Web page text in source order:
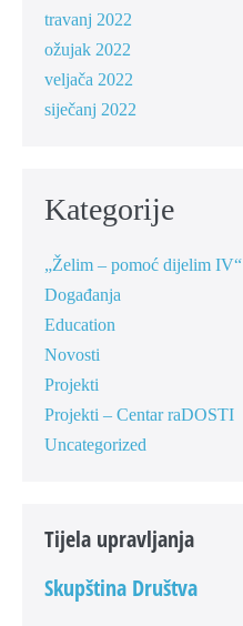
travanj 2022
ožujak 2022
veljača 2022
siječanj 2022
Kategorije
„Želim – pomoć dijelim IV“
Događanja
Education
Novosti
Projekti
Projekti – Centar raDOSTI
Uncategorized
Tijela upravljanja
Skupština Društva